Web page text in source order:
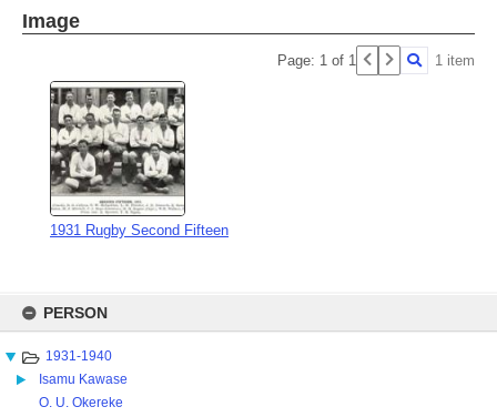
content
PERSON
1931-1940
Isamu Kawase
O. U. Okereke
Image
Page: 1 of 1 1 item
1931 Rugby Second Fifteen